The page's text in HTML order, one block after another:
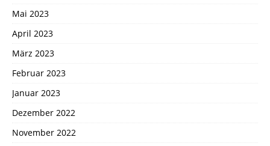
Mai 2023
April 2023
März 2023
Februar 2023
Januar 2023
Dezember 2022
November 2022